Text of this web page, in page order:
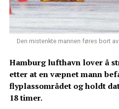
Den mistenkte mannen føres bort
Hamburg lufthavn lover å
etter at en væpnet mann
flyplassområdet og holdt
18 timer.